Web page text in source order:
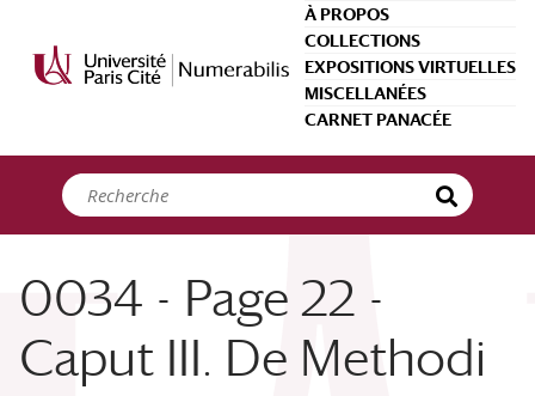
À PROPOS
COLLECTIONS
EXPOSITIONS VIRTUELLES
MISCELLANÉES
CARNET PANACÉE
0034 - Page 22 -
Caput III. De Methodi